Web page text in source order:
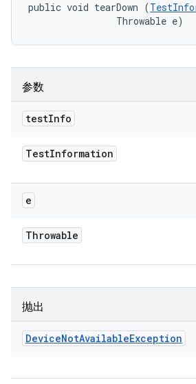
public void tearDown (
                Throwable e)
参数
testInfo
TestInformation
e
Throwable
抛出
DeviceNotAvailableException